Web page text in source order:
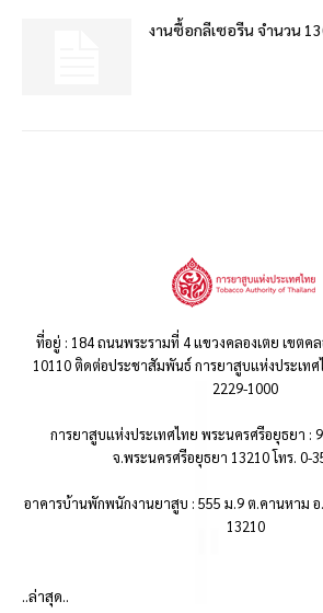
งานซื้อกลีเซอรีน จำนวน
ที่อยู่ : 184 ถนนพระรามที่ 4 แขวงคลองเตย เขตค
10110 ติดต่อประชาสัมพันธ์ การยาสูบแห่งประเทศ
2229-1000
การยาสูบแห่งประเทศไทย พระนครศรีอยุธยา :
จ.พระนครศรีอยุธยา 13210 โทร. 0-
อาคารบ้านพักพนักงานยาสูบ : 555 ม.9 ต.คานหาม
13210
..ล่าสุด..